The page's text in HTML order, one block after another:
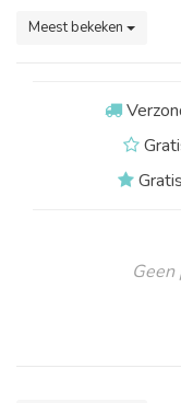
Meest bekeken
Geen